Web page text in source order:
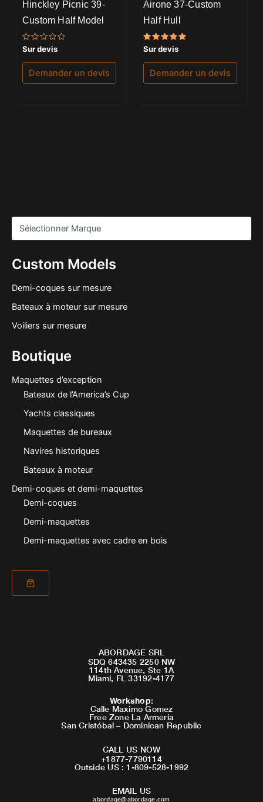
Custom Models
Demi-coques sur mesure
Bateaux à moteur sur mesure
Voiliers sur mesure
Boutique
Maquettes d’exception
Bateaux de l’America’s Cup
Yachts classiques
Maquettes de bureaux
Navires historiques
Bateaux à moteur
Demi-coques et demi-maquettes
Demi-coques
Demi-maquettes
Demi-maquettes avec cadre en bois
Hinckley Picnic 39-
Custom Half Model
Note
0
sur
Sur devis
Demander un devis
Airone 37-Custom
Half Hull
Note
5.00
sur 5
Sur devis
Demander un devis
ABORDAGE SRL
SDQ 643435 2250 NW
114th Avenue, Ste 1A
Miami, FL 33192-4177
Workshop:
Calle Maximo Gomez
Free Zone La Armeria
San Cristóbal – Dominican Republic
CALL US NOW
+1877-7790114
Outside US : 1-809-528-1992
EMAIL US
abordage@abordage.com